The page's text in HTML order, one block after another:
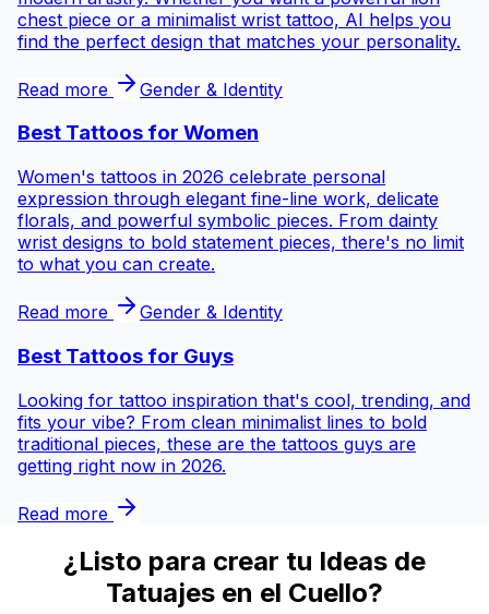
chest piece or a minimalist wrist tattoo, AI helps you
find the perfect design that matches your personality.
Read more Gender & Identity
Best Tattoos for Women
Women's tattoos in 2026 celebrate personal
expression through elegant fine-line work, delicate
florals, and powerful symbolic pieces. From dainty
wrist designs to bold statement pieces, there's no limit
to what you can create.
Read more Gender & Identity
Best Tattoos for Guys
Looking for tattoo inspiration that's cool, trending, and
fits your vibe? From clean minimalist lines to bold
traditional pieces, these are the tattoos guys are
getting right now in 2026.
Read more
¿Listo para crear tu Ideas de
Tatuajes en el Cuello?